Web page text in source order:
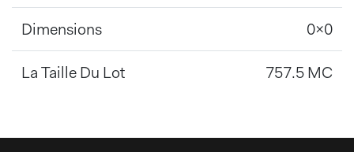
Dimensions 0x0
La Taille Du Lot 757.5 MC